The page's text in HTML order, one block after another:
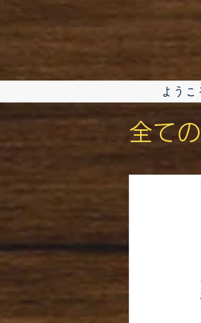
ようこ
全て